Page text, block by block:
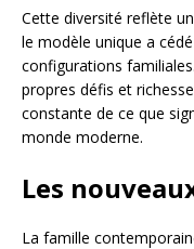
Cette diversité reflète
le modèle unique a
configurations
propres défis et
constante de ce que
monde moderne.
Les
La famille